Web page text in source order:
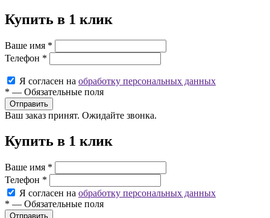
Купить в 1 клик
Ваше имя *
Телефон *
Я согласен на обработку персональных данных
* — Обязательные поля
Ваш заказ принят. Ожидайте звонка.
Купить в 1 клик
Ваше имя *
Телефон *
Я согласен на обработку персональных данных
* — Обязательные поля